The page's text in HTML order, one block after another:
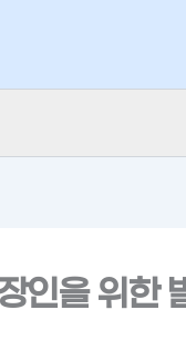
인을 위한